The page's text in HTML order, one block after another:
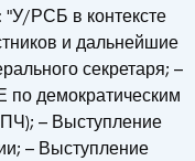
"У/РСБ в контексте
и дальнейшие
секретаря; –
демократическим
– Выступление
– Выступление